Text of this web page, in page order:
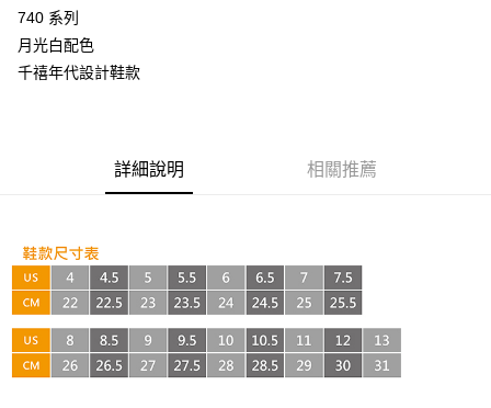
街口支付
悠遊付
【關於「AFTEE先享後付」】
AFTEE先享後付是「在收到商品之後才付款」的支付方式。 讓您購物簡單
３．安心：先確認商品／服務後，再付款。
【「AFTEE先享後付」結帳流程】
１．於結帳方式選擇「AFTEE先享後付」後，將跳轉至「AFTEE先享後付」
結帳頁面，進行簡訊認證並確認金額後，即可完成結帳。
２．訂單成立數日內，您將收到繳費通知簡訊。
３．收到繳費通知簡訊後14天內，點擊此簡訊中的連結，可透過四大超商／
全家取貨付款
每筆NT$60，滿NT$999(含以上)免運費
付款後全家取貨
每筆NT$60，滿NT$999(含以上)免運費
740 系列
月光白配色
千禧年代設計鞋款
詳細說明 相關推薦